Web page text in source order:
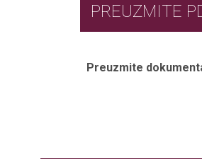
PREUZMITE
Preuzmite